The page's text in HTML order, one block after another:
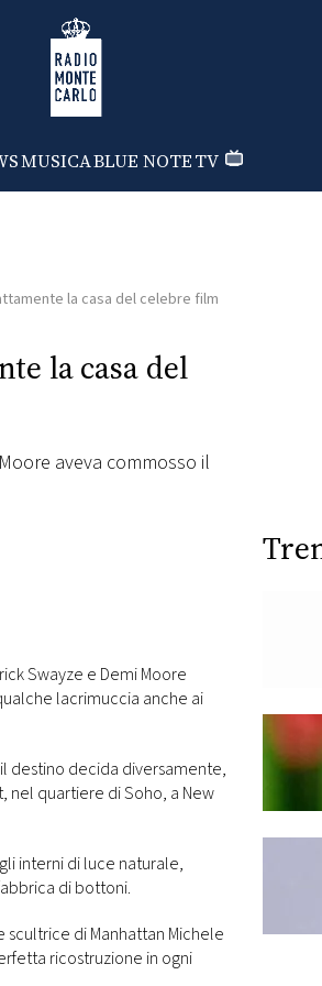
Radio Monte Carlo
MUSICABLUE NOTETV
la casa del celebre film
la casa del
aveva commosso il
Swayze e Demi Moore
lacrimuccia anche ai
destino decida diversamente,
nel quartiere di Soho, a New
interni di luce naturale,
di bottoni.
di Manhattan Michele
ricostruzione in ogni